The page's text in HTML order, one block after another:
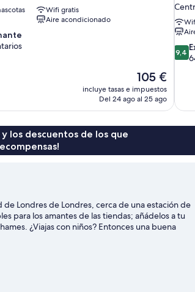
Wifi gratis
Aire acondicionado
El
precio
actual
105 €
105 €
incluye tasas e impuestos
Del 24 ago al 25 ago
9.4
sobre
9,4
los descuentos de los que
Londres de Londres, cerca de una estación de
para los amantes de las tiendas; añádelos a tu
¿Viajas con niños? Entonces una buena
también para ver algún partido o evento en